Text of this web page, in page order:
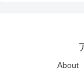
About